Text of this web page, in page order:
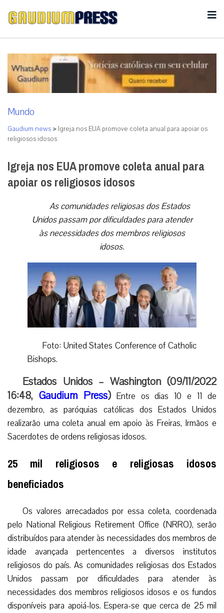
Mundo
Gaudium news > Igreja nos EUA promove coleta anual para apoiar os
religiosos idosos
Igreja nos EUA promove coleta anual para
apoiar os religiosos idosos
As comunidades religiosas dos Estados
Unidos passam por dificuldades para atender
às necessidades dos membros religiosos
idosos.
Foto: United States Conference of Catholic
Bishops.
Estados Unidos – Washington (09/11/2022
16:48, Gaudium Press)Entre os dias 10 e 11 de
dezembro, as paróquias católicas dos Estados Unidos
realizarão uma coleta anual em apoio às Freiras, Irmãos e
Sacerdotes de ordens religiosas idosos.
25 mil religiosos e religiosas idosos
beneficiados
Os valores arrecadados por essa coleta, coordenada
pelo National Religious Retirement Office (NRRO), serão
distribuídos para atender às necessidades dos membros de
idade avançada pertencentes a diversos institutos
religiosos do país. As comunidades religiosas dos Estados
Unidos passam por dificuldades para atender às
necessidades dos membros religiosos idosos e os fundos
disponíveis para apoiá-los. Espera-se que cerca de 25 mil